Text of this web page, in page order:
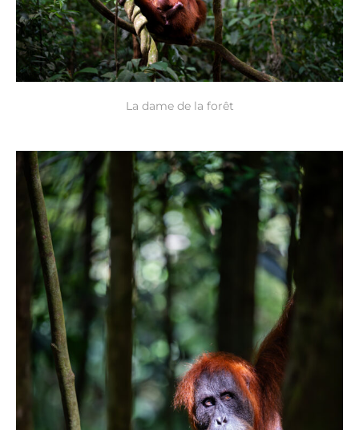
La dame de la forêt